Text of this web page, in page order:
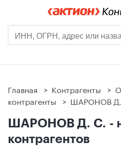
Главная > Контрагенты >
контрагенты > ШАРОНОВ
ШАРОНОВ Д. С. -
контрагентов